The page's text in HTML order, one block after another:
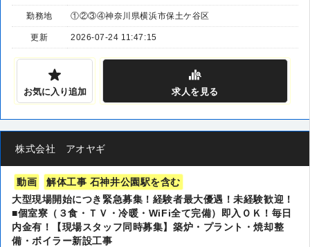
勤務地 ①②③④神奈川県横浜市保土ケ谷区
更新 2026-07-24 11:47:15
お気に入り追加 求人 を見る
株式会社 アオヤギ
動画
解体工事 石神井公園駅を含む
大型現場開始につき緊急募集！経験者最大優遇！未経験歓迎！
■個室寮（３食・ＴＶ・冷暖・WiFi全て完備）即入ＯＫ！毎日
内金有！【現場スタッフ同時募集】築炉・プラント・焼却整
備・ボイラー新設工事